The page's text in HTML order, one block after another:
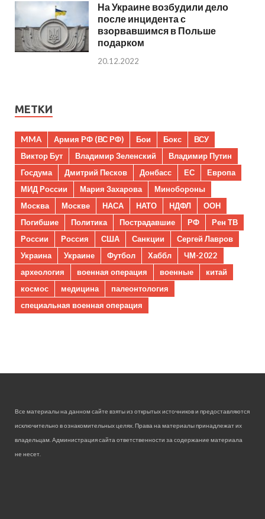
На Украине возбудили дело
после инцидента с
взорвавшимся в Польше
подарком
20.12.2022
МЕТКИ
MMA Армия РФ (ВС РФ) Бои Бокс
ВСУ
Виктор Бут
Владимир Зеленский
Владимир Путин
Госдума
Дмитрий Песков Донбасс ЕС
Европа
МИД России
Мария Захарова
Минобороны
Москва
Москве НАСА НАТО НДФЛ
ООН
Погибшие
Политика Пострадавшие РФ
Рен ТВ
России
Россия США Санкции
Сергей Лавров
Украина
Украине Футбол Хаббл
ЧМ-2022
археология
военная операция военные
китай
космос
медицина
палеонтология
специальная военная операция
Все материалы на данном сайте взяты из открытых источников и предоставляются
исключительно в ознакомительных целях. Права на материалы принадлежат их
владельцам. Администрация сайта ответственности за содержание материала
не несет.